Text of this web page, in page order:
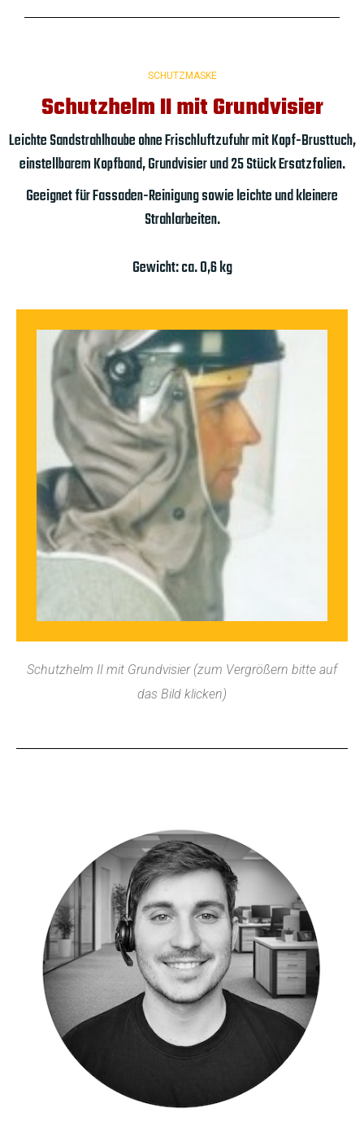
SCHUTZMASKE
Schutzhelm II mit Grundvisier
Leichte Sandstrahlhaube ohne Frischluftzufuhr mit Kopf-Brusttuch,
einstellbarem Kopfband, Grundvisier und 25 Stück Ersatzfolien.
Geeignet für Fassaden-Reinigung sowie leichte und kleinere
Strahlarbeiten.
Gewicht: ca. 0,6 kg
Schutzhelm II mit Grundvisier (zum Vergrößern bitte auf
das Bild klicken)